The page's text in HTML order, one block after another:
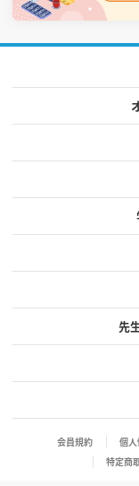
先
会員規約 個
特定商